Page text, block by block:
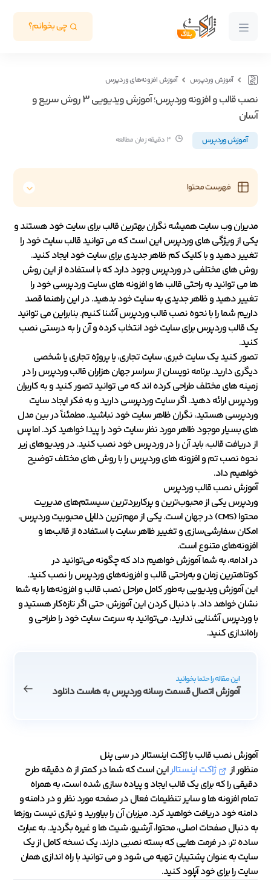
چی بخوانم؟
آموزش وردپرس آموزش افزونه‌های وردپرس
نصب قالب و افزونه وردپرس؛ آموزش ویدیویی 3 روش سریع و
آسان
آموزش وردپرس 4 دقیقه زمان مطالعه
فهرست محتوا
مدیران وب سایت همیشه نگران بهترین قالب برای سایت خود هستند و
یکی از ویژگی های وردپرس این است که می توانید قالب سایت خود را
تغییر دهید و با کلیک کم ظاهر جدیدی برای سایت خود ایجاد کنید.
روش های مختلفی در وردپرس وجود دارد که با استفاده از این روش
ها می توانید به راحتی قالب ها و افزونه های سایت وردپرسی خود را
تغییر دهید و ظاهر جدیدی به سایت خود بدهید. در این راهنما قصد
داریم شما را با نحوه نصب قالب وردپرس آشنا کنیم. بنابراین می توانید
یک قالب وردپرس برای سایت خود انتخاب کرده و آن را به درستی نصب
کنید.
تصور کنید یک سایت خبری، سایت تجاری، یا پروژه تجاری یا شخصی
دیگری دارید. برنامه نویسان از سراسر جهان هزاران قالب وردپرس را در
زمینه های مختلف طراحی کرده اند که می توانید تصور کنید و به کاربران
وردپرس ارائه دهید. اگر سایت وردپرسی دارید و به فکر ایجاد سایت
وردپرسی هستید، نگران ظاهر سایت خود نباشید. مطمئناً در بین مدل
های بسیار موجود ظاهر مورد نظر سایت خود را پیدا خواهید کرد. اما پس
از دریافت قالب، باید آن را در وردپرس خود نصب کنید. در ویدیوهای زیر
نحوه نصب تم و افزونه های وردپرس را با روش های مختلف توضیح
خواهیم داد.
آموزش نصب قالب وردپرس
وردپرس یکی از محبوب‌ترین و پرکاربردترین سیستم‌های مدیریت
محتوا (CMS) در جهان است. یکی از مهم‌ترین دلایل محبوبیت وردپرس،
امکان سفارشی‌سازی و تغییر ظاهر سایت با استفاده از قالب‌ها و
افزونه‌های متنوع است.
در ادامه، به شما آموزش خواهیم داد که چگونه می‌توانید در
کوتاهترین زمان و به‌راحتی قالب و افزونه‌های وردپرس را نصب کنید.
این آموزش ویدیویی به‌طور کامل مراحل نصب قالب و افزونه‌ها را به شما
نشان خواهد داد. با دنبال کردن این آموزش، حتی اگر تازه‌کار هستید و
با وردپرس آشنایی ندارید، می‌توانید به سرعت سایت خود را طراحی و
راه‌اندازی کنید.
این مقاله را حتما بخوانید
آموزش اتصال قسمت رسانه وردپرس به هاست دانلود
آموزش نصب قالب با ژاکت اینستالر در سی پنل
منظور از
ژاکت اینستالر
این است که شما در کمتر از 5 دقیقه طرح
دقیقی را که برای یک قالب ایجاد و پیاده سازی شده است، به همراه
تمام افزونه ها و سایر تنظیمات فعال در صفحه مورد نظر و در دامنه و
دامنه خود دریافت خواهید کرد. میزبان آن را بیاورید و نیازی نیست روزها
به دنبال صفحات اصلی، محتوا، آرشیو، شیت ها و غیره بگردید. به عبارت
ساده تر، در فرمت هایی که بسته نصبی دارند، یک نسخه کامل از یک
سایت به عنوان پشتیبان تهیه می شود و می توانید با راه اندازی همان
سایت را برای خود آپلود کنید.